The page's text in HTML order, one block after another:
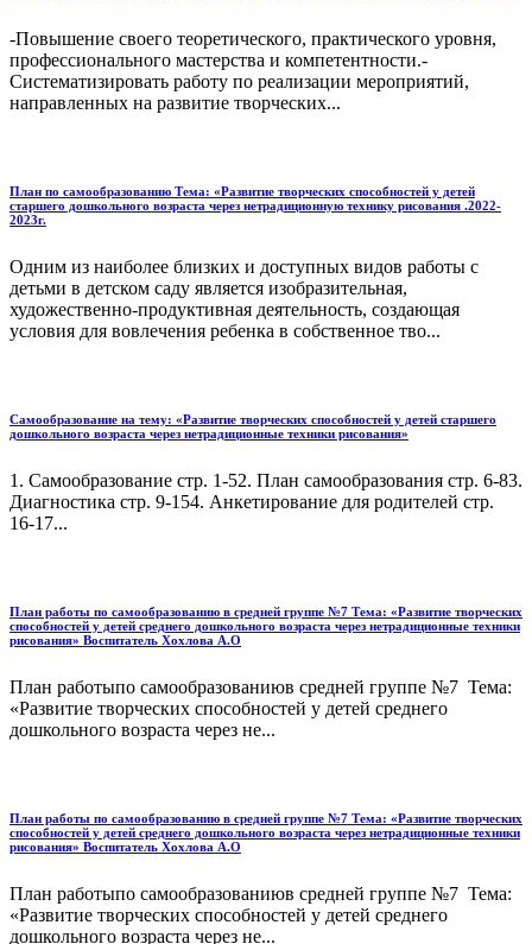
-Повышение своего теоретического, практического уровня,
профессионального мастерства и компетентности.-
Систематизировать работу по реализации мероприятий,
направленных на развитие творческих...
План по самообразованию Тема: «Развитие творческих способностей у детей
старшего дошкольного возраста через нетрадиционную технику рисования .2022-
2023г.
Одним из наиболее близких и доступных видов работы с
детьми в детском саду является изобразительная,
художественно-продуктивная деятельность, создающая
условия для вовлечения ребенка в собственное тво...
Самообразование на тему: «Развитие творческих способностей у детей старшего
дошкольного возраста через нетрадиционные техники рисования»
1. Самообразование стр. 1-52. План самообразования стр. 6-83.
Диагностика стр. 9-154. Анкетирование для родителей стр.
16-17...
План работы по самообразованию в средней группе №7 Тема: «Развитие творческих
способностей у детей среднего дошкольного возраста через нетрадиционные техники
рисования» Воспитатель Хохлова А.О
План работыпо самообразованиюв средней группе №7 Тема:
«Развитие творческих способностей у детей среднего
дошкольного возраста через не...
План работы по самообразованию в средней группе №7 Тема: «Развитие творческих
способностей у детей среднего дошкольного возраста через нетрадиционные техники
рисования» Воспитатель Хохлова А.О
План работыпо самообразованиюв средней группе №7 Тема:
«Развитие творческих способностей у детей среднего
дошкольного возраста через не...